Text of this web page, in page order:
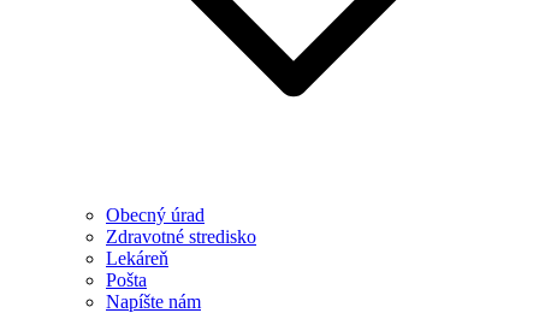
Obecný úrad
Zdravotné stredisko
Lekáreň
Pošta
Napíšte nám